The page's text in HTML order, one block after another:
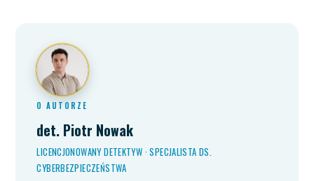
O AUTORZE
det. Piotr Nowak
LICENCJONOWANY DETEKTYW · SPECJALISTA DS.
CYBERBEZPIECZEŃSTWA